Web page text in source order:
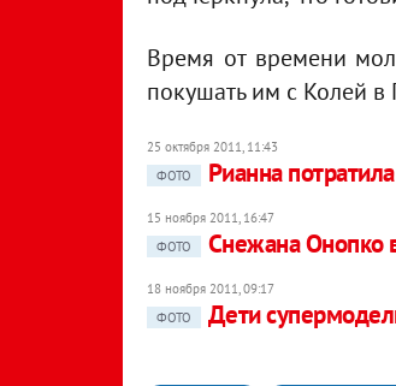
Время от времени
покушать им с Колей
25 октября 2011, 11:43
ФОТО
Рианна
15 ноября 2011, 16:47
ФОТО
Снежана Онопко
18 ноября 2011, 09:17
ФОТО
Дети